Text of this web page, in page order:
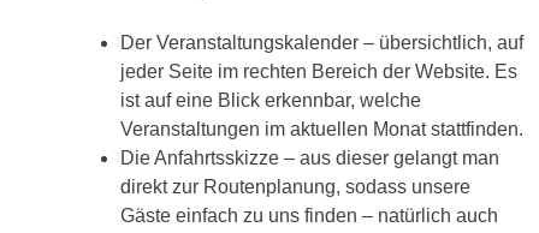
Der Veranstaltungskalender – übersichtlich, auf
jeder Seite im rechten Bereich der Website. Es
ist auf eine Blick erkennbar, welche
Veranstaltungen im aktuellen Monat stattfinden.
Die Anfahrtsskizze – aus dieser gelangt man
direkt zur Routenplanung, sodass unsere
Gäste einfach zu uns finden – natürlich auch